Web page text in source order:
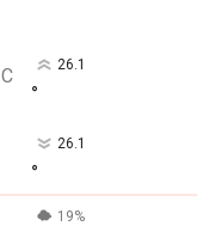
C 26.1
°
26.1
°
19%